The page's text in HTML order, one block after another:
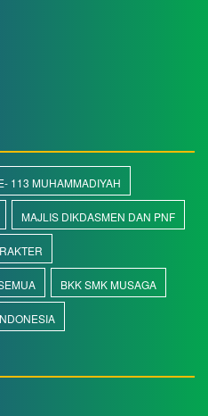
113 MUHAMMADIYAH
MAJLIS DIKDASMEN DAN PNF
BKK SMK MUSAGA